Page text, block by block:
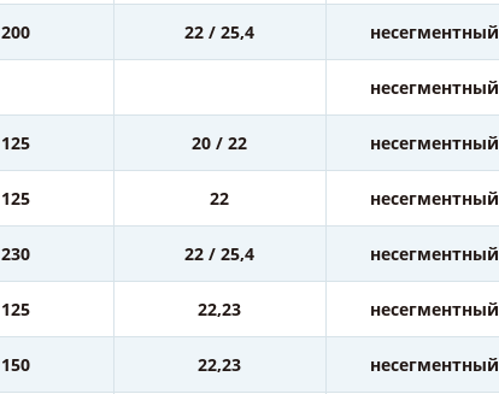
200 22 / 25,4 несегментный
несегментный
125 20 / 22 несегментный
125 22 несегментный
230 22 / 25,4 несегментный
125 22,23 несегментный
150 22,23 несегментный